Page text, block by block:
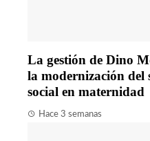
La gestión de Dino
la modernización del
social en maternidad
Hace 3 semanas